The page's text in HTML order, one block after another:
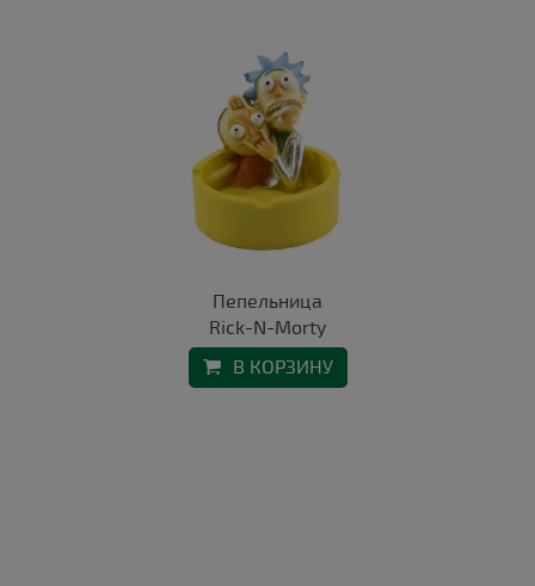
Пепельница
Rick-N-Morty
В КОРЗИНУ